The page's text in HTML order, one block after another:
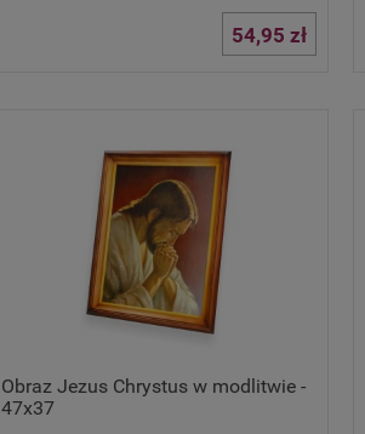
54,95 zł
Obraz Jezus Chrystus w modlitwie -
47x37